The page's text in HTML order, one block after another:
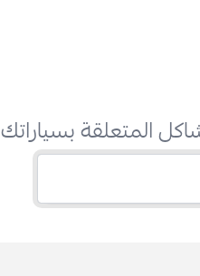
المتعلقة بسياراتك